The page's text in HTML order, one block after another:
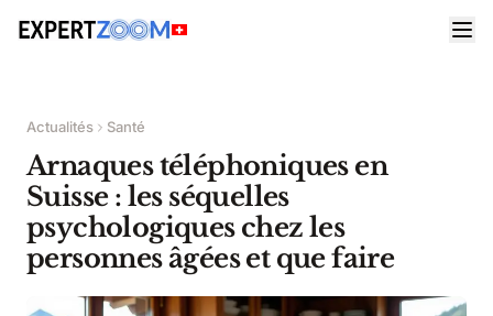
Actualités Santé
Arnaques téléphoniques en
Suisse : les séquelles
psychologiques chez les
personnes âgées et que faire